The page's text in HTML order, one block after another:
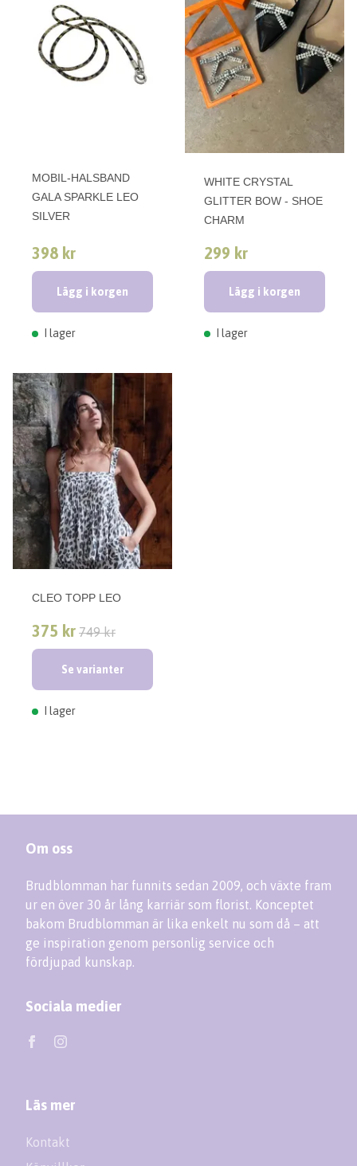
MOBIL-HALSBAND
GALA SPARKLE LEO
SILVER
398 kr
Lägg i korgen
I lager
WHITE CRYSTAL
GLITTER BOW - SHOE
CHARM
299 kr
Lägg i korgen
I lager
CLEO TOPP LEO
375 kr 749 kr
Se varianter
I lager
Om oss
Brudblomman har funnits sedan 2009, och växte fram
ur en över 30 år lång karriär som florist. Konceptet
bakom Brudblomman är lika enkelt nu som då – att
ge inspiration genom personlig service och
fördjupad kunskap.
Sociala medier
Läs mer
Kontakt